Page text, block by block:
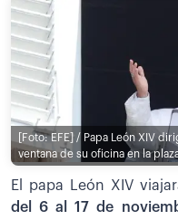
[Foto: EFE] / Papa León XIV
ventana de su oficina en la
El papa León XIV
del 6 al 17 de